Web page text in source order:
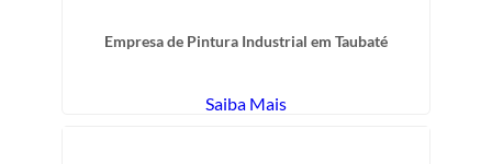
Empresa de Pintura Industrial em Taubaté
Saiba Mais